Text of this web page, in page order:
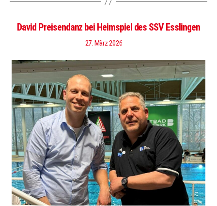
David Preisendanz bei Heimspiel des SSV Esslingen
27. März 2026